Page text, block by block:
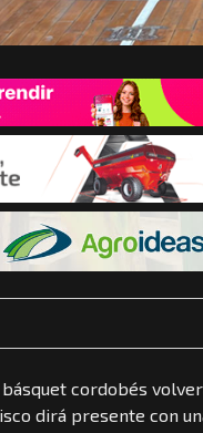
cordobés
dirá presente con